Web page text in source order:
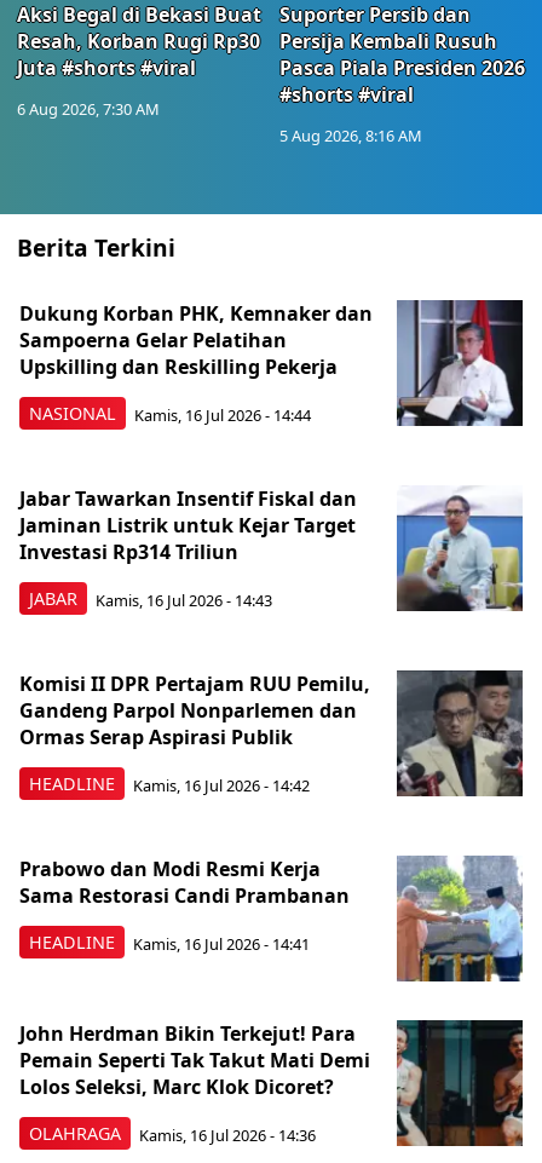
Aksi Begal di Bekasi Buat
Resah, Korban Rugi Rp30
Juta #shorts #viral
6 Aug 2026, 7:30 AM
Suporter Persib dan
Persija Kembali Rusuh
Pasca Piala Presiden 2026
#shorts #viral
5 Aug 2026, 8:16 AM
Berita Terkini
NASIONAL
Dukung Korban PHK, Kemnaker dan
Sampoerna Gelar Pelatihan
Upskilling dan Reskilling Pekerja
Kamis, 16 Jul 2026 - 14:44
JABAR
Jabar Tawarkan Insentif Fiskal dan
Jaminan Listrik untuk Kejar Target
Investasi Rp314 Triliun
Kamis, 16 Jul 2026 - 14:43
HEADLINE
Komisi II DPR Pertajam RUU Pemilu,
Gandeng Parpol Nonparlemen dan
Ormas Serap Aspirasi Publik
Kamis, 16 Jul 2026 - 14:42
HEADLINE
Prabowo dan Modi Resmi Kerja
Sama Restorasi Candi Prambanan
Kamis, 16 Jul 2026 - 14:41
OLAHRAGA
John Herdman Bikin Terkejut! Para
Pemain Seperti Tak Takut Mati Demi
Lolos Seleksi, Marc Klok Dicoret?
Kamis, 16 Jul 2026 - 14:36